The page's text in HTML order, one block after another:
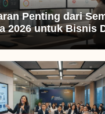
Penting dari
2026 untuk Bisnis